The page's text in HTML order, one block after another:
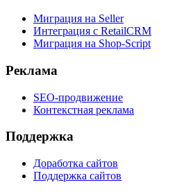
Миграция на Seller
Интеграция с RetailCRM
Миграция на Shop-Script
Реклама
SEO-продвижение
Контекстная реклама
Поддержка
Доработка сайтов
Поддержка сайтов